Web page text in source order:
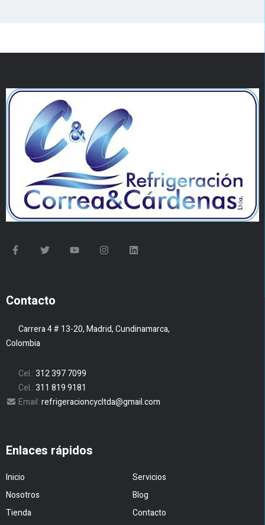
Contacto
Carrera 4 # 13-20, Madrid, Cundinamarca,
Colombia
Cel.:312 397 7099
Cel.:311 819 9181
Email:refrigeracioncycltda@gmail.com
Enlaces rápidos
Inicio
Servicios
Nosotros
Blog
Tienda
Contacto